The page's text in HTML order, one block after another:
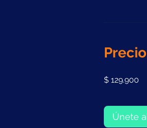
Precio
$ 129.900
Únete